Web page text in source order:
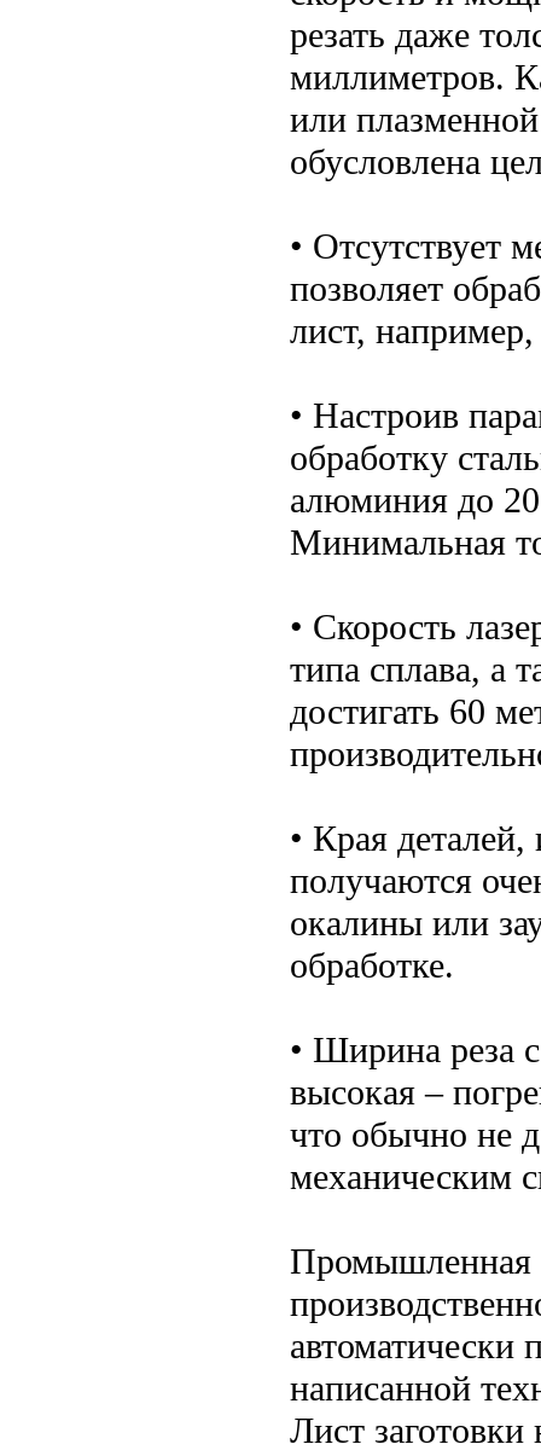
резать даже
миллиметров.
или
обусловлена
• Отсутствует
позволяет
лист,
• Настроив
обработку
алюминия до
Минимальная
• Скорость
типа сплава, а
достигать 60
• Края
получаются
окалины или
обработке.
• Ширина реза
высокая –
что обычно не
механическим
Промышленная
написанной
Лист